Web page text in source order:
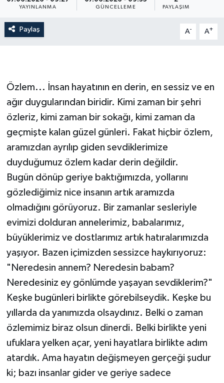
YAYINLANMA GÜNCELLEME PAYLAŞIM
Paylaş A- A+
Özlem... İnsan hayatının en derin, en sessiz ve en
ağır duygularından biridir. Kimi zaman bir şehri
özleriz, kimi zaman bir sokağı, kimi zaman da
geçmişte kalan güzel günleri. Fakat hiçbir özlem,
aramızdan ayrılıp giden sevdiklerimize
duyduğumuz özlem kadar derin değildir.
Bugün dönüp geriye baktığımızda, yollarını
gözlediğimiz nice insanın artık aramızda
olmadığını görüyoruz. Bir zamanlar sesleriyle
evimizi dolduran annelerimiz, babalarımız,
büyüklerimiz ve dostlarımız artık hatıralarımızda
yaşıyor. Bazen içimizden sessizce haykırıyoruz:
"Neredesin annem? Neredesin babam?
Neredesiniz ey gönlümde yaşayan sevdiklerim?"
Keşke bugünleri birlikte görebilseydik. Keşke bu
yıllarda da yanımızda olsaydınız. Belki o zaman
özlemimiz biraz olsun dinerdi. Belki birlikte yeni
ufuklara yelken açar, yeni hayatlara birlikte adım
atardık. Ama hayatın değişmeyen gerçeği şudur
ki; bazı insanlar gider ve geriye sadece